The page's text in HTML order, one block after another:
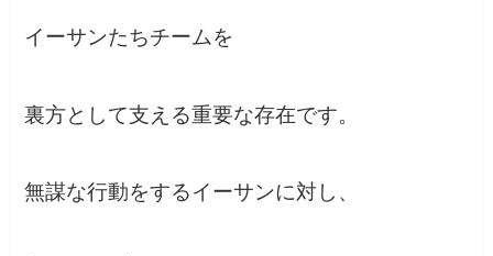
イーサンたちチームを
裏方として支える重要な存在です。
無謀な行動をするイーサンに対し、